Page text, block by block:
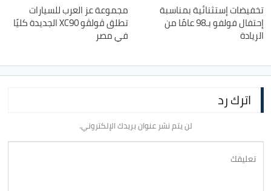
تخفيضات إستثنائية بمناسبة
إحتفال فولفو بـ98 عامًا من
الريادة
مجموعة عز العرب للسيارات
تطلق ڤولڤو XC90 الجديدة كليًا
في مصر
اترك رد
لن يتم نشر عنوان بريدك الإلكتروني.